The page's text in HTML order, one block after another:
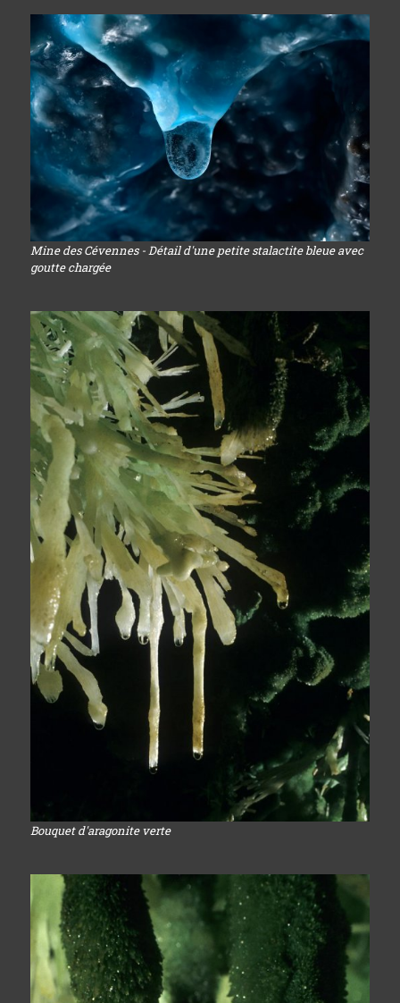
Mine des Cévennes - Détail d'une petite stalactite bleue avec
goutte chargée
Bouquet d'aragonite verte